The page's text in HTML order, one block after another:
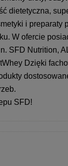
dietetyczna,
i preparaty
W ofercie
. SFD Nutrition,
Dzięki
SFD!